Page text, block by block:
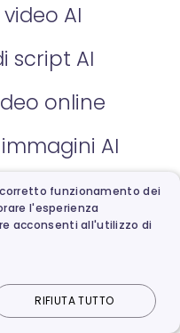
AI
script AI
online
AI
da foto
AI
AI
online
funzionamento dei
l'esperienza
acconsenti all'utilizzo di
RIFIUTA TUTTO